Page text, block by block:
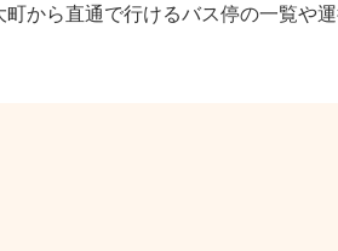
から直通で行けるバス停の一覧や